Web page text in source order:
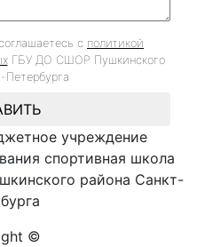
с политикой
ГБУ ДО СШОР Пушкинского
Петербурга
учреждение
спортивная школа
района Санкт-
©